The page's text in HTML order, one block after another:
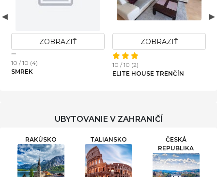
ZOBRAZIŤ
10 / 10 (4)
SMREK
ZOBRAZIŤ
10 / 10 (2)
ELITE HOUSE TRENČÍN
UBYTOVANIE V ZAHRANIČÍ
RAKÚSKO TALIANSKO
ČESKÁ
REPUBLIKA